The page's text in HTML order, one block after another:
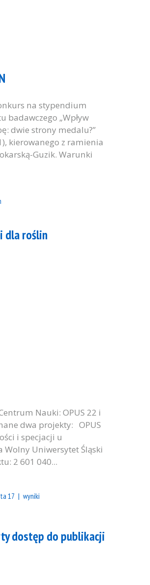
na stypendium
badawczego „Wpływ
dwie strony medalu?”
kierowanego z ramienia
Guzik. Warunki
dla roślin
Nauki: OPUS 22 i
dwa projekty: OPUS
i specjacji u
Uniwersytet Śląski
2 601 040...
17 wyniki
dostęp do publikacji